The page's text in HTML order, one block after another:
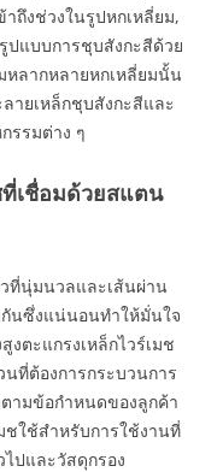
ถึงช่วงในรูปหกเหลี่ยม,
ปแบบการชุบสังกะสีด้วย
หลากหลายหกเหลี่ยมนั้น
ายเหล็กชุบสังกะสีและ
รรมต่าง ๆ
เชื่อมด้วยสแตน
ที่นุ่มนวลและเส้นผ่าน
นซึ่งแน่นอนทำให้มั่นใจ
ตะแกรงเหล็กไวร์เมช
ที่ต้องการกระบวนการ
ามข้อกำหนดของลูกค้า
ชใช้สำหรับการใช้งานที่
ปและวัสดุกรอง